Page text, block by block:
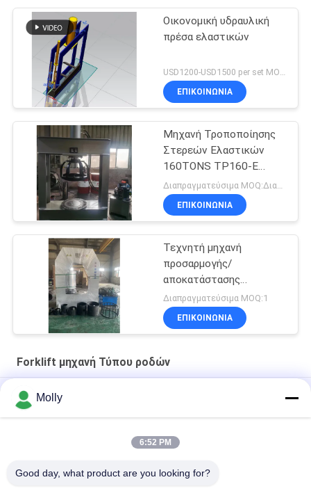
Οικονομική υδραυλική
πρέσα ελαστικών
ΕΠΙΚΟΙΝΩΝΙΑ
Μηχανή Τροποποίησης
Στερεών Ελαστικών
160TONS TP160-E
Κινητήρας 5.5KW
ΕΠΙΚΟΙΝΩΝΙΑ
Τεχνητή μηχανή
προσαρμογής/
αποκατάστασης
ελαστικών 500 τόνων
Τεχνητή μηχανή
συντριβής στερεών
με μετασχηματιστές
CHINT, διακόπτες και
Διαπραγματεύσιμα MOQ:1
ΕΠΙΚΟΙΝΩΝΙΑ
Forklift μηχανή Τύπου ροδών
TP 250 Βιομηχανικό ανελκυστήρα
Βιομηχανική Forklift μηχανή Τύπου ελαστικών αυτοκινήτου
Μηχανή πίεσης ελαστικών φορτηγίδων βαρέων
Molly
6:52 PM
Good day, what product are you looking for?